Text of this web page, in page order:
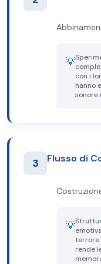
💡
con i
hanno
sonore
3 Flusso di
💡
terrore
rende